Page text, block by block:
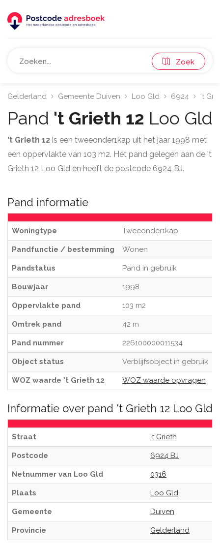
Zoek
Gelderland Gemeente Duiven Loo Gld 6924 't
Pand 't Grieth 12 Loo Gld
't Grieth 12 is een tweeonder1kap uit het jaar 1998 met
een oppervlakte van 103 m2. Het pand gelegen aan de 't
Grieth 12 Loo Gld en heeft de postcode 6924 BJ.
Pand informatie
Woningtype Tweeonder1kap
Pandfunctie / bestemming Wonen
Pandstatus Pand in gebruik
Bouwjaar 1998
Oppervlakte pand 103 m2
Omtrek pand 42 m
Pand nummer 226100000011534
Object status Verblijfsobject in gebruik
WOZ waarde 't Grieth 12 WOZ waarde opvragen
Informatie over pand 't Grieth 12 Loo Gld
Straat 't Grieth
Postcode 6924 BJ
Netnummer van Loo Gld 0316
Plaats Loo Gld
Gemeente Duiven
Provincie Gelderland